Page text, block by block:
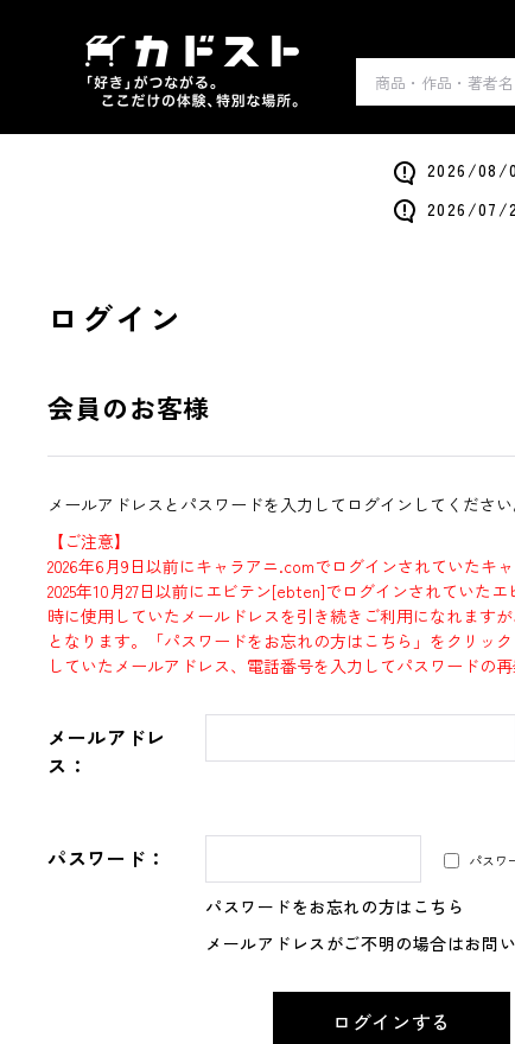
2026/08/
2026/07/
ログイン
会員のお客様
メールアドレスとパスワードを入力してログインしてください
【ご注意】
2026年6月9日以前にキャラアニ.comでログインされていたキ
2025年10月27日以前にエビテン[ebten]でログインされていた
時に使用していたメールドレスを引き続きご利用になれます
となります。「パスワードをお忘れの方はこちら」をクリッ
していたメールアドレス、電話番号を入力してパスワードの
メールアドレ
ス：
パスワード： パスワ
パスワードをお忘れの方はこちら
メールアドレスがご不明の場合はお問